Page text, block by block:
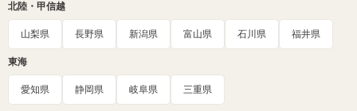
北陸・甲信越
山梨県 長野県 新潟県 富山県 石川県 福井県
東海
愛知県 静岡県 岐阜県 三重県